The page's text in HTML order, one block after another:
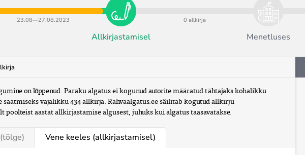
23.08​—​27.08.2023
Allkirjastamisel
0 allkirja
Menetluses
on lõppenud. Paraku algatus ei kogunud autorite määratud tähtajaks kohalikku
saatmiseks vajalikku 434 allkirja. Rahvaalgatus.ee säilitab kogutud allkirju
poolteist aastat allkirjastamise algusest, juhuks kui algatus taasavatakse.
(tõlge) Vene keeles (allkirjastamisel)